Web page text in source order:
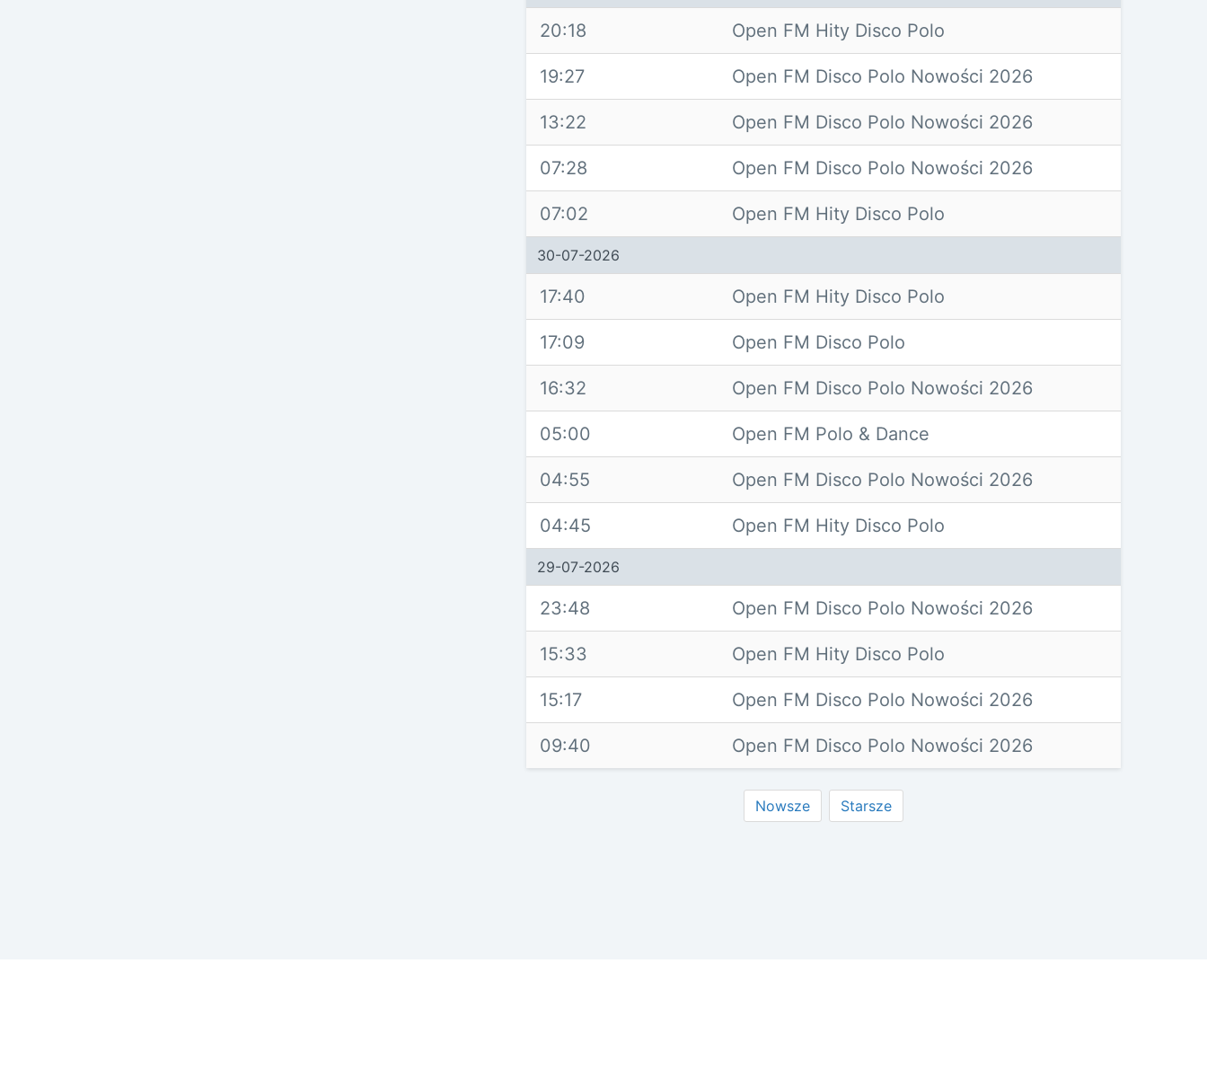
20:18 Open FM Hity Disco Polo
19:27 Open FM Disco Polo Nowości 2026
13:22 Open FM Disco Polo Nowości 2026
07:28 Open FM Disco Polo Nowości 2026
07:02 Open FM Hity Disco Polo
30-07-2026
17:40 Open FM Hity Disco Polo
17:09 Open FM Disco Polo
16:32 Open FM Disco Polo Nowości 2026
05:00 Open FM Polo & Dance
04:55 Open FM Disco Polo Nowości 2026
04:45 Open FM Hity Disco Polo
29-07-2026
23:48 Open FM Disco Polo Nowości 2026
15:33 Open FM Hity Disco Polo
15:17 Open FM Disco Polo Nowości 2026
09:40 Open FM Disco Polo Nowości 2026
Nowsze Starsze